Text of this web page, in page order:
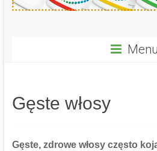
Menu
Gęste włosy
Gęste, zdrowe włosy często